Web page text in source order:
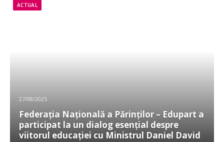
ACTUAL
27/08/2025
Federația Națională a Părinților – Edupart a
participat la un dialog esențial despre
viitorul educației cu Ministrul Daniel David